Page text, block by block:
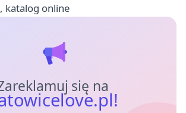
katalog online
się na